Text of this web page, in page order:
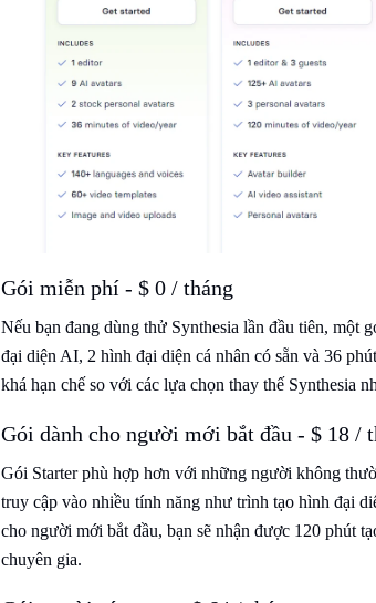
Gói miễn phí - $ 0 / tháng
Nếu bạn đang dùng thử Synthesia lần đầu tiên, một
đại diện AI, 2 hình đại diện cá nhân có sẵn và 36
khá hạn chế so với các lựa chọn thay thế Synthesia
Gói dành cho người mới bắt đầu - $ 18 /
Gói Starter phù hợp hơn với những người không
truy cập vào nhiều tính năng như trình tạo hình đại
cho người mới bắt đầu, bạn sẽ nhận được 120 phút
chuyên gia.